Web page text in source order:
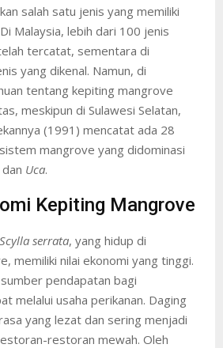
salah satu jenis yang memiliki
Malaysia, lebih dari 100 jenis
tercatat, sementara di
yang dikenal. Namun, di
tentang kepiting mangrove
meskipun di Sulawesi Selatan,
(1991) mencatat ada 28
mangrove yang didominasi
dan Uca.
Kepiting Mangrove
Scylla serrata, yang hidup di
memiliki nilai ekonomi yang tinggi.
pendapatan bagi
melalui usaha perikanan. Daging
yang lezat dan sering menjadi
restoran mewah. Oleh